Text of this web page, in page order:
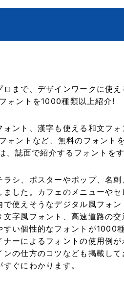
ロまで、デザインワークに使え
ォントを1000種類以上紹介!
ント、漢字も使える和文フォ
ォントなど、無料のフォント
、誌面で紹介するフォントを
ラシ、ポスターやポップ、名
ました。カフェのメニューや
使えそうなデジタル風フォン
字風フォント、高速道路の
すい個性的なフォントが1000種
ナーによるフォントの使用例
ンの仕方のコツなども掲載し
ぐにわかります。